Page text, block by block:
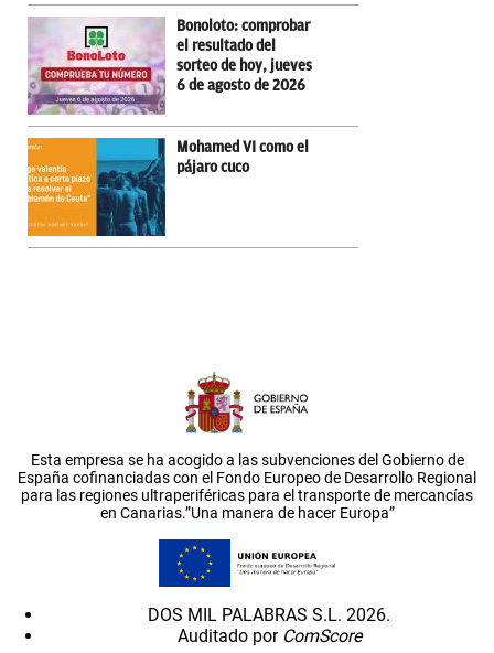
Bonoloto: comprobar
el resultado del
sorteo de hoy, jueves
6 de agosto de 2026
Mohamed VI como el
pájaro cuco
Esta empresa se ha acogido a las subvenciones del Gobierno de
España cofinanciadas con el Fondo Europeo de Desarrollo Regional
para las regiones ultraperiféricas para el transporte de mercancías
en Canarias.”Una manera de hacer Europa”
DOS MIL PALABRAS S.L. 2026.
Auditado por ComScore